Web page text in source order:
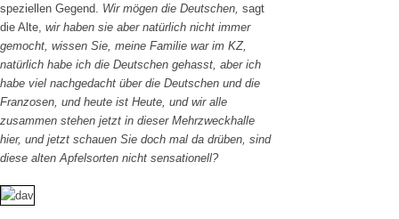
speziellen Gegend. Wir mögen die Deutschen, sagt
die Alte, wir haben sie aber natürlich nicht immer
gemocht, wissen Sie, meine Familie war im KZ,
natürlich habe ich die Deutschen gehasst, aber ich
habe viel nachgedacht über die Deutschen und die
Franzosen, und heute ist Heute, und wir alle
zusammen stehen jetzt in dieser Mehrzweckhalle
hier, und jetzt schauen Sie doch mal da drüben, sind
diese alten Apfelsorten nicht sensationell?